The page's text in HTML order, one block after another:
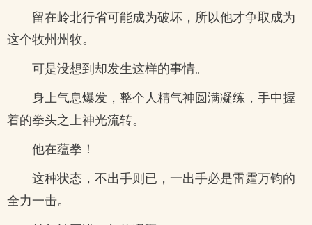
留在岭北行省可能成为破坏，所以他才争取成为
这个牧州州牧。
可是没想到却发生这样的事情。
身上气息爆发，整个人精气神圆满凝练，手中握
着的拳头之上神光流转。
他在蕴拳！
这种状态，不出手则已，一出手必是雷霆万钧的
全力一击。